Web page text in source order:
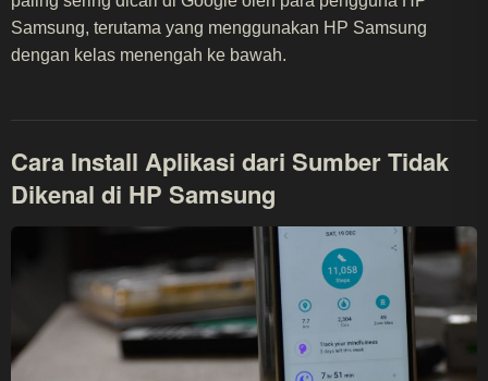
Samsung, terutama yang menggunakan HP Samsung
dengan kelas menengah ke bawah.
Cara Install Aplikasi dari Sumber Tidak
Dikenal di HP Samsung